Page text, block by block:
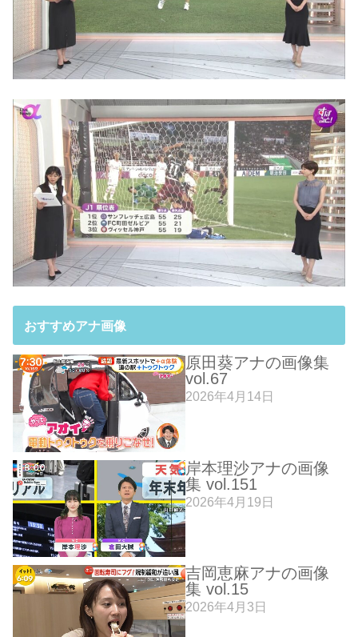
おすすめアナ画像
原田葵アナの画像集
vol.67
2026年4月14日
岸本理沙アナの画像
集 vol.151
2026年4月19日
吉岡恵麻アナの画像
集 vol.15
2026年4月3日